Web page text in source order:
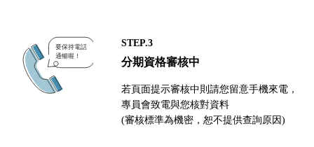
STEP.3
分期資格審核中
若頁面提示審核中則請您留意手機來電，
專員會致電與您核對資料
(審核標準為機密，恕不提供查詢原因)